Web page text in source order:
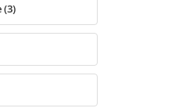
(3)